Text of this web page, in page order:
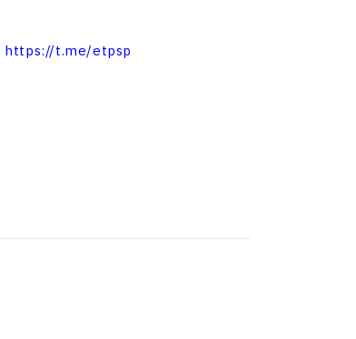
https://t.me/etpsp